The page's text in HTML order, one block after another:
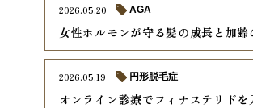
女性ホルモンが守る髪の成長と加齢
2026.05.20 AGA
オンライン診療でフィナステリド
2026.05.19 円形脱毛症